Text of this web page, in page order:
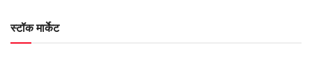
स्टॉक मार्केट